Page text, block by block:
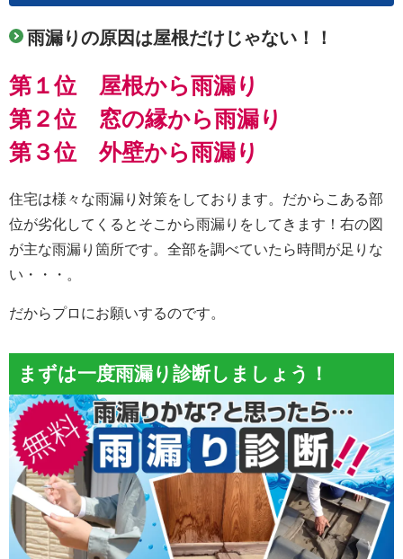
雨漏りの原因は屋根だけじゃない！！
第１位 屋根から雨漏り
第２位 窓の縁から雨漏り
第３位 外壁から雨漏り
住宅は様々な雨漏り対策をしております。だからこある部
位が劣化してくるとそこから雨漏りをしてきます！右の図
が主な雨漏り箇所です。全部を調べていたら時間が足りな
い・・・。
だからプロにお願いするのです。
まずは一度雨漏り診断しましょう！